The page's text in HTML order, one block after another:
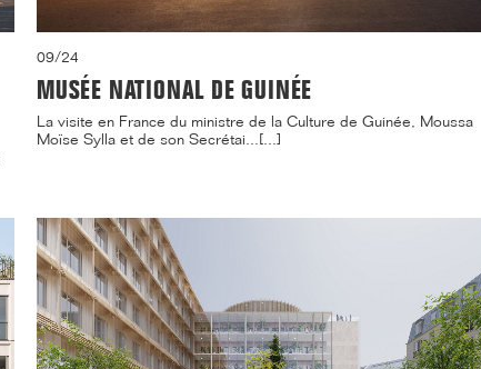
09/24
MUSÉE NATIONAL DE GUINÉE
La visite en France du ministre de la Culture de Guinée, Moussa
Moïse Sylla et de son Secrétai...[...]